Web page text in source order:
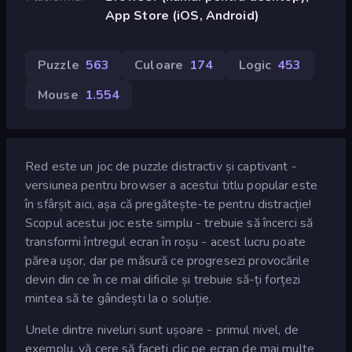
App Store (iOS, Android)
Puzzle 563 Culoare 174 Logic 453
Mouse 1.554
Red este un joc de puzzle distractiv și captivant -
versiunea pentru browser a acestui titlu popular este
în sfârșit aici, așa că pregătește-te pentru distracție!
Scopul acestui joc este simplu - trebuie să încerci să
transformi întregul ecran în roșu - acest lucru poate
părea ușor, dar pe măsură ce progresezi provocările
devin din ce în ce mai dificile și trebuie să-ți forțezi
mintea să te gândești la o soluție.
Unele dintre niveluri sunt ușoare - primul nivel, de